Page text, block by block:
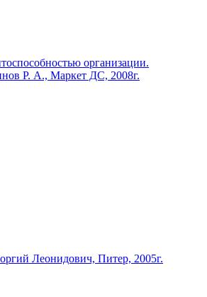
организации.
Р. А., Маркет ДС, 2008г.
Леонидович, Питер, 2005г.